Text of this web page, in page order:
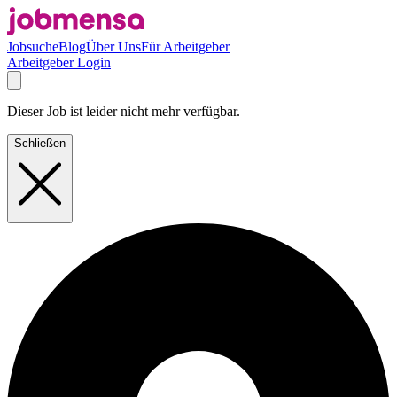
JobsucheBlogÜber UnsFür Arbeitgeber
Arbeitgeber Login
Dieser Job ist leider nicht mehr verfügbar.
Schließen